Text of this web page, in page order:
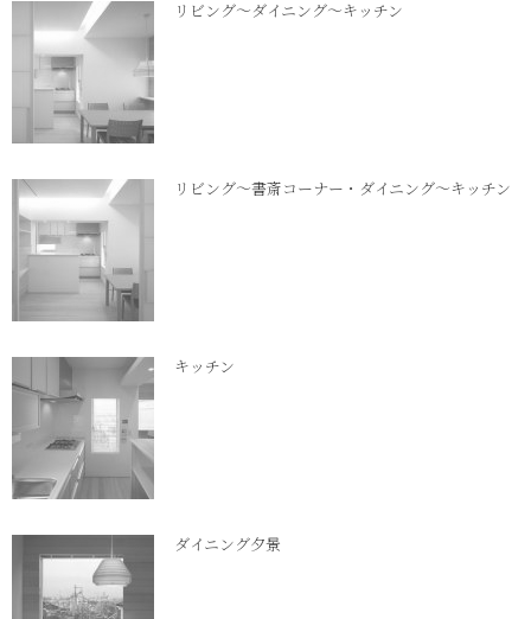
リビング～ダイニング～キッチン
リビング～書斎コーナー・ダイニング～キッチン
キッチン
ダイニング夕景